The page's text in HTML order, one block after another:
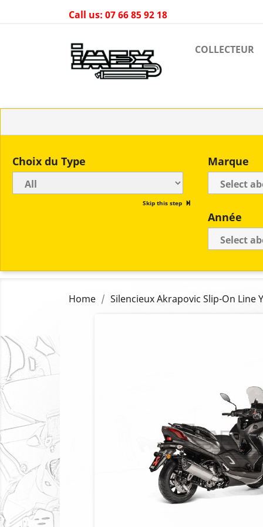
Call us: 07 66 85 92 18
COLLECTEUR
Choix du Type
Skip this step
Marque
Année
Home Silencieux Akrapovic Slip-On Line